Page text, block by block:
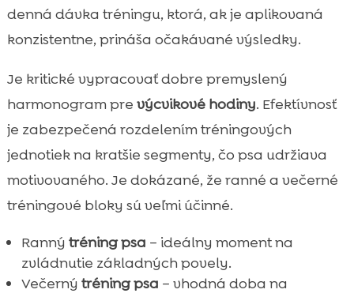
denná dávka tréningu, ktorá, ak je aplikovaná
konzistentne, prináša očakávané výsledky.
Je kritické vypracovať dobre premyslený
harmonogram pre výcvikové hodiny. Efektívnosť
je zabezpečená rozdelením tréningových
jednotiek na kratšie segmenty, čo psa udržiava
motivovaného. Je dokázané, že ranné a večerné
tréningové bloky sú veľmi účinné.
Ranný tréning psa – ideálny moment na
zvládnutie základných povely.
Večerný tréning psa – vhodná doba na